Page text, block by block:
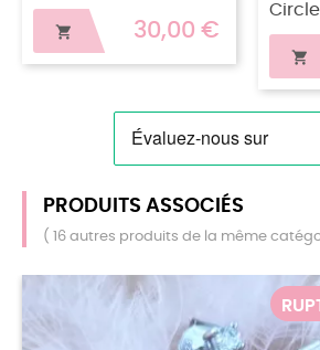
 30,00 €
Circle

PRODUITS ASSOCIÉS
( 16 autres produits de la même